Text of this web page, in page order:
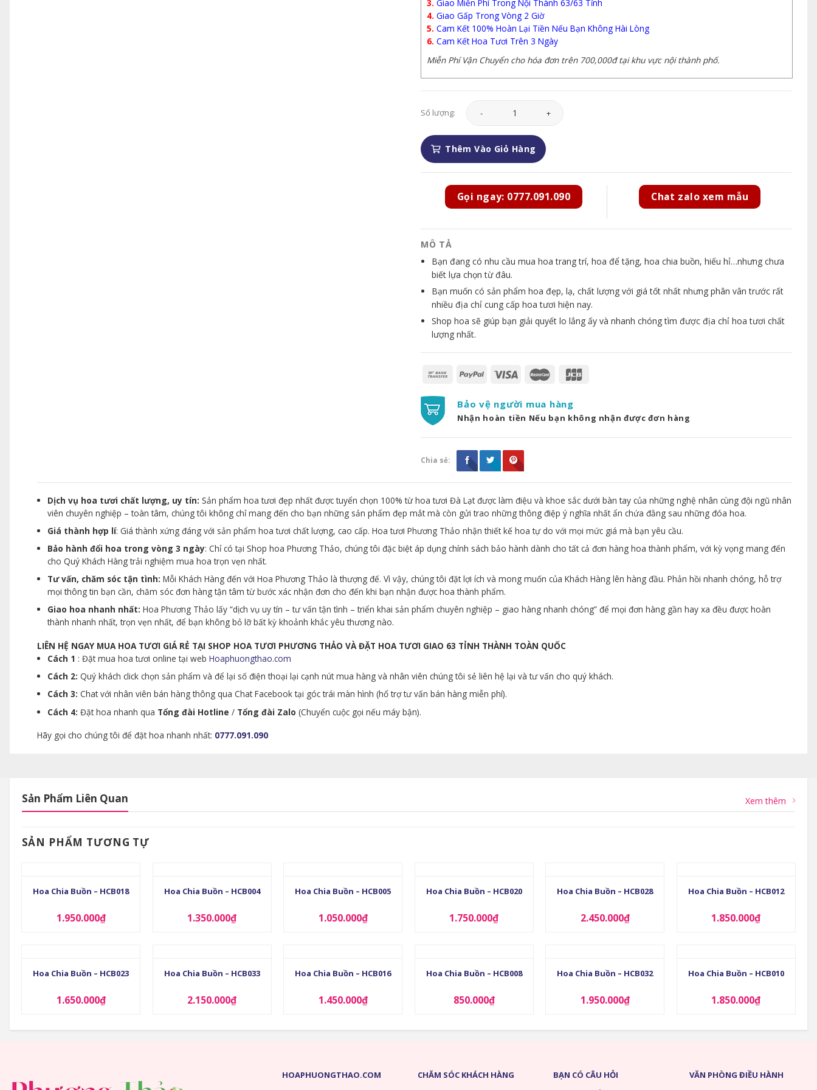
3. Giao Miễn Phí Trong Nội Thành 63/63 Tỉnh
4. Giao Gấp Trong Vòng 2 Giờ
5. Cam Kết 100% Hoàn Lại Tiền Nếu Bạn Không Hài Lòng
6. Cam Kết Hoa Tươi Trên 3 Ngày
Miễn Phí Vận Chuyển cho hóa đơn trên 700,000đ tại khu vực nội thành phố.
Số lượng:
Hoa Chia Buồn - HCB014 số lượng
Thêm Vào Giỏ Hàng
Gọi ngay: 0777.091.090 Chat zalo xem mẫu
MÔ TẢ
Bạn đang có nhu cầu mua hoa trang trí, hoa để tặng, hoa chia buồn, hiếu hỉ…nhưng chưa
biết lựa chọn từ đâu.
Bạn muốn có sản phẩm hoa đẹp, lạ, chất lượng với giá tốt nhất nhưng phân vân trước rất
nhiều địa chỉ cung cấp hoa tươi hiện nay.
Shop hoa sẽ giúp bạn giải quyết lo lắng ấy và nhanh chóng tìm được địa chỉ hoa tươi chất
lượng nhất.
Bảo vệ người mua hàng
Nhận hoàn tiền Nếu bạn không nhận được đơn hàng
Chia sẻ:
Dịch vụ hoa tươi chất lượng, uy tín: Sản phẩm hoa tươi đẹp nhất được tuyển chọn 100% từ hoa tươi Đà Lạt được làm điệu và khoe sắc dưới bàn tay của những nghệ nhân cùng đội ngũ nhân
viên chuyên nghiệp – toàn tâm, chúng tôi không chỉ mang đến cho bạn những sản phẩm đẹp mắt mà còn gửi trao những thông điệp ý nghĩa nhất ẩn chứa đằng sau những đóa hoa.
Giá thành hợp lí: Giá thành xứng đáng với sản phẩm hoa tươi chất lượng, cao cấp. Hoa tươi Phương Thảo nhận thiết kế hoa tự do với mọi mức giá mà bạn yêu cầu.
Bảo hành đổi hoa trong vòng 3 ngày: Chỉ có tại Shop hoa Phương Thảo, chúng tôi đặc biệt áp dụng chính sách bảo hành dành cho tất cả đơn hàng hoa thành phẩm, với kỳ vọng mang đến
cho Quý Khách Hàng trải nghiệm mua hoa trọn vẹn nhất.
Tư vấn, chăm sóc tận tình: Mỗi Khách Hàng đến với Hoa Phương Thảo là thượng đế. Vì vậy, chúng tôi đặt lợi ích và mong muốn của Khách Hàng lên hàng đầu. Phản hồi nhanh chóng, hỗ trợ
mọi thông tin bạn cần, chăm sóc đơn hàng tận tâm từ bước xác nhận đơn cho đến khi bạn nhận được hoa thành phẩm.
Giao hoa nhanh nhất: Hoa Phương Thảo lấy “dịch vụ uy tín – tư vấn tận tình – triển khai sản phẩm chuyên nghiệp – giao hàng nhanh chóng” để mọi đơn hàng gần hay xa đều được hoàn
thành nhanh nhất, trọn vẹn nhất, để bạn không bỏ lỡ bất kỳ khoảnh khắc yêu thương nào.
LIÊN HỆ NGAY MUA HOA TƯƠI GIÁ RẺ TẠI SHOP HOA TƯƠI PHƯƠNG THẢO VÀ ĐẶT HOA TƯƠI GIAO 63 TỈNH THÀNH TOÀN QUỐC
Cách 1 : Đặt mua hoa tươi online tại webHoaphuongthao.com
Cách 2: Quý khách click chọn sản phẩm và để lại số điện thoại lại cạnh nút mua hàng và nhân viên chúng tôi sẻ liên hệ lại và tư vấn cho quý khách.
Cách 3: Chat với nhân viên bán hàng thông qua Chat Facebook tại góc trái màn hình (hổ trợ tư vấn bán hàng miễn phí).
Cách 4: Đặt hoa nhanh qua Tổng đài Hotline / Tổng đài Zalo (Chuyển cuộc gọi nếu máy bận).
Hãy gọi cho chúng tôi để đặt hoa nhanh nhất: 0777.091.090
Sản Phẩm Liên Quan Xem thêm
SẢN PHẨM TƯƠNG TỰ
Hoa Chia Buồn – HCB018
1.950.000₫
Hoa Chia Buồn – HCB004
1.350.000₫
Hoa Chia Buồn – HCB005
1.050.000₫
Hoa Chia Buồn – HCB020
1.750.000₫
Hoa Chia Buồn – HCB028
2.450.000₫
Hoa Chia Buồn – HCB012
1.850.000₫
Hoa Chia Buồn – HCB023
1.650.000₫
Hoa Chia Buồn – HCB033
2.150.000₫
Hoa Chia Buồn – HCB016
1.450.000₫
Hoa Chia Buồn – HCB008
850.000₫
Hoa Chia Buồn – HCB032
1.950.000₫
Hoa Chia Buồn – HCB010
1.850.000₫
HOAPHUONGTHAO.COM
CHĂM SÓC KHÁCH HÀNG
BẠN CÓ CÂU HỎI
VĂN PHÒNG ĐIỀU HÀNH